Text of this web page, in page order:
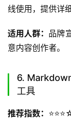
线使用，提供详
适用人群： 品牌
意内容创作者。
6.
工具
推荐指数：